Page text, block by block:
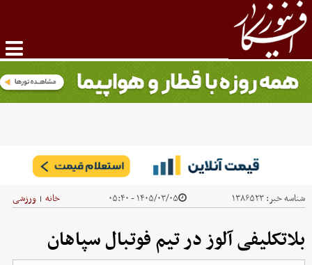
شناسه خبر:۱۳۸۶۵۲۳ ۱۴۰۵/۰۳/۰۵ - ۰۵:۴۰ خانه | ورزشی
بلاتکلیفی آلوز در تیم فوتبال سپاهان